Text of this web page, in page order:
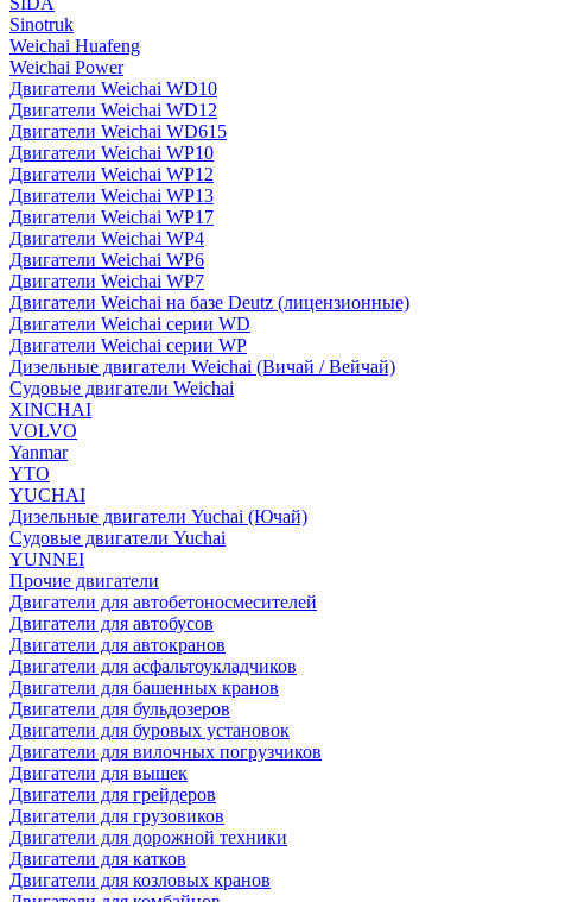
Sinotruk
Weichai Huafeng
Weichai Power
Двигатели Weichai WD10
Двигатели Weichai WD12
Двигатели Weichai WD615
Двигатели Weichai WP10
Двигатели Weichai WP12
Двигатели Weichai WP13
Двигатели Weichai WP17
Двигатели Weichai WP4
Двигатели Weichai WP6
Двигатели Weichai WP7
Двигатели Weichai на базе Deutz (лицензионные)
Двигатели Weichai серии WD
Двигатели Weichai серии WP
Дизельные двигатели Weichai (Вичай / Вейчай)
Судовые двигатели Weichai
XINCHAI
VOLVO
Yanmar
YTO
YUCHAI
Дизельные двигатели Yuchai (Ючай)
Судовые двигатели Yuchai
YUNNEI
Прочие двигатели
Двигатели для автобетоносмесителей
Двигатели для автобусов
Двигатели для автокранов
Двигатели для асфальтоукладчиков
Двигатели для башенных кранов
Двигатели для бульдозеров
Двигатели для буровых установок
Двигатели для вилочных погрузчиков
Двигатели для вышек
Двигатели для грейдеров
Двигатели для грузовиков
Двигатели для дорожной техники
Двигатели для катков
Двигатели для козловых кранов